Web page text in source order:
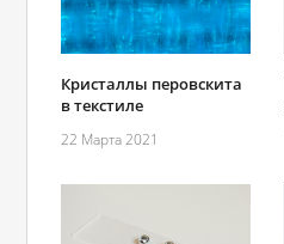
Кристаллы перовскита
в текстиле
22 Марта 2021